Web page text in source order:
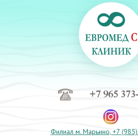
+7 965
Филиал м. Марьино, +7